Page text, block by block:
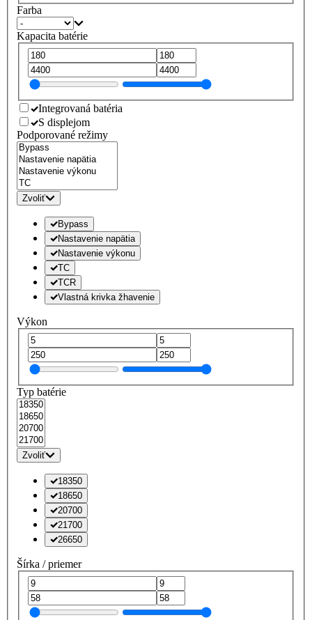
Farba
Kapacita batérie
Integrovaná batéria
S displejom
Podporované režimy
Zvoliť
Bypass
Nastavenie napätia
Nastavenie výkonu
TC
TCR
Vlastná krivka žhavenie
Výkon
Typ batérie
Zvoliť
18350
18650
20700
21700
26650
Šírka / priemer